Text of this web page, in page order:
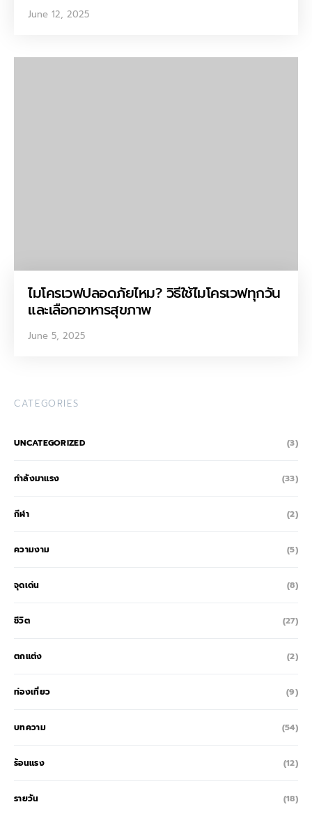
June 12, 2025
ไมโครเวฟปลอดภัยไหม? วิธีใช้ไมโครเวฟทุกวัน
และเลือกอาหารสุขภาพ
June 5, 2025
CATEGORIES
UNCATEGORIZED (3)
กำลังมาแรง (33)
กีฬา (2)
ความงาม (5)
จุดเด่น (8)
ชีวิต (27)
ตกแต่ง (2)
ท่องเที่ยว (9)
บทความ (54)
ร้อนแรง (12)
รายวัน (18)